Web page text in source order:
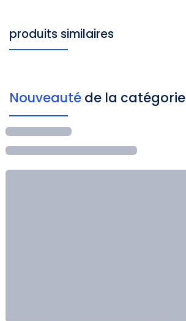
produits similaires
Nouveauté de la catégorie